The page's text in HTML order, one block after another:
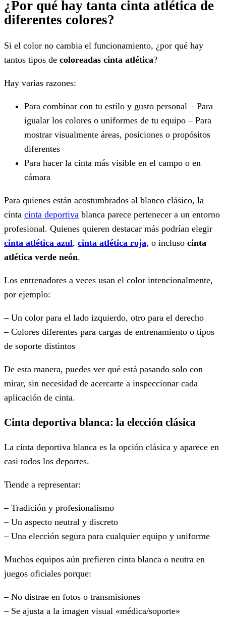
¿Por qué hay tanta cinta atlética de
diferentes colores?
Si el color no cambia el funcionamiento, ¿por qué hay
tantos tipos de coloreadas cinta atlética?
Hay varias razones:
Para combinar con tu estilo y gusto personal – Para
igualar los colores o uniformes de tu equipo – Para
mostrar visualmente áreas, posiciones o propósitos
diferentes
Para hacer la cinta más visible en el campo o en
cámara
Para quienes están acostumbrados al blanco clásico, la
cinta cinta deportiva blanca parece pertenecer a un entorno
profesional. Quienes quieren destacar más podrían elegir
cinta atlética azul, cinta atlética roja, o incluso cinta
atlética verde neón.
Los entrenadores a veces usan el color intencionalmente,
por ejemplo:
– Un color para el lado izquierdo, otro para el derecho
– Colores diferentes para cargas de entrenamiento o tipos
de soporte distintos
De esta manera, puedes ver qué está pasando solo con
mirar, sin necesidad de acercarte a inspeccionar cada
aplicación de cinta.
Cinta deportiva blanca: la elección clásica
La cinta deportiva blanca es la opción clásica y aparece en
casi todos los deportes.
Tiende a representar:
– Tradición y profesionalismo
– Un aspecto neutral y discreto
– Una elección segura para cualquier equipo y uniforme
Muchos equipos aún prefieren cinta blanca o neutra en
juegos oficiales porque:
– No distrae en fotos o transmisiones
– Se ajusta a la imagen visual «médica/soporte»